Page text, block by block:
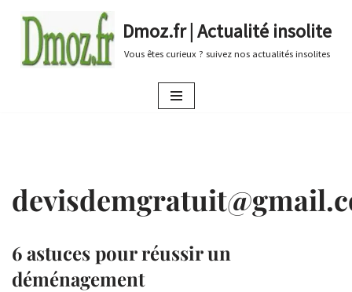
au
Dmoz.fr | Actualité insolite
Vous êtes curieux ? suivez nos actualités insolites
6 astuces pour réussir un
déménagement